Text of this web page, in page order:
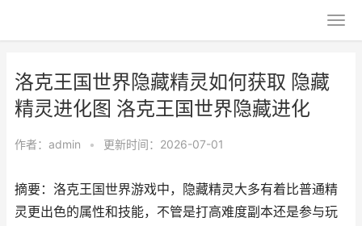
洛克王国世界隐藏精灵如何获取 隐藏
精灵进化图 洛克王国世界隐藏进化
作者： admin • 更新时间：2026-07-01
摘要：洛克王国世界游戏中，隐藏精灵大多有着比普通精
灵更出色的属性和技能，不管是打高难度副本还是参与玩